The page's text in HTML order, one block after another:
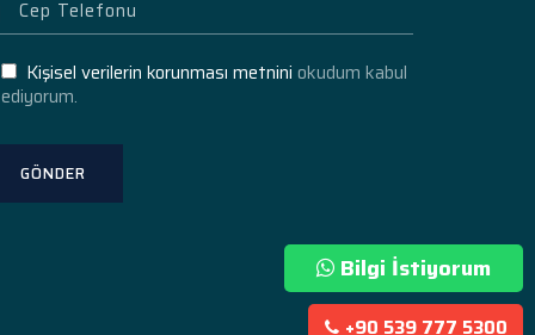
Kişisel verilerin korunması metnini okudum kabul
ediyorum.
Bilgi İstiyorum
+90 539 777 5300